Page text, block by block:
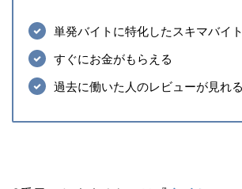
単発バイトに特化したスキマバイ
すぐにお金がもらえる
過去に働いた人のレビューが見れる